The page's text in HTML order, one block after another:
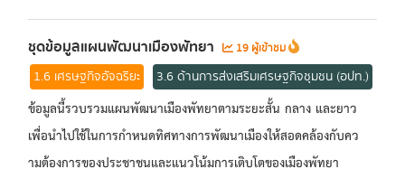
ชุดข้อมูลแผนพัฒนาเมืองพัทยา 19 ผู้เข้าชม
1.6 เศรษฐกิจอัจฉริยะ 3.6 ด้านการส่งเสริมเศรษฐกิจชุมชน (อปท.)
ขอมูลนี้รวบรวมแผนพัฒนาเมืองพัทยาตามระยะสั้น กลาง และยาว
เพื่อนำไปใชในการกำหนดทิศทางการพัฒนาเมืองใหสอดคลองกับคว
ามตองการของประชาชนและแนวโนมการเติบโตของเมืองพัทยา